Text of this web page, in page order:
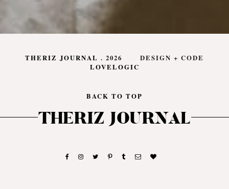
THERIZ JOURNAL . 2026
DESIGN + CODE
LOVELOGIC
BACK TO TOP
THERIZ JOURNAL